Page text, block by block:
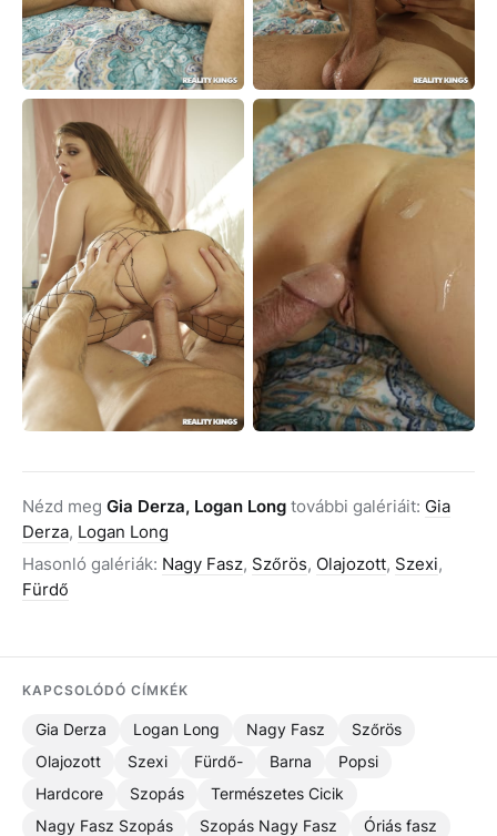
Nézd meg Gia Derza, Logan Long további galériáit: Gia
Derza, Logan Long
Hasonló galériák: Nagy Fasz, Szőrös, Olajozott, Szexi,
Fürdő
KAPCSOLÓDÓ CÍMKÉK
Gia Derza Logan Long Nagy Fasz
Szőrös
Olajozott
Szexi Fürdő- Barna
Popsi
Hardcore
Szopás
Természetes Cicik
Nagy Fasz Szopás
Szopás Nagy Fasz
Óriás fasz